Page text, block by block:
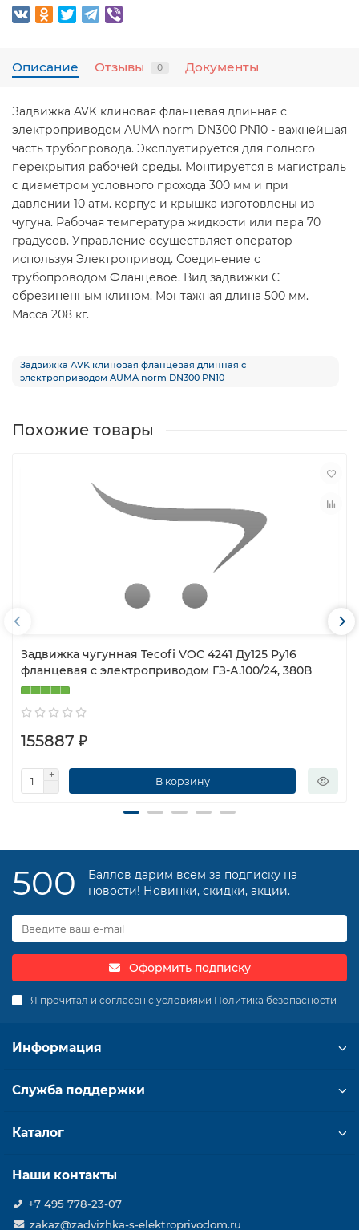
Описание Отзывы 0 Документы
Задвижка AVK клиновая фланцевая длинная с
электроприводом AUMA norm DN300 PN10 - важнейшая
часть трубопровода. Эксплуатируется для полного
перекрытия рабочей среды. Монтируется в магистраль
с диаметром условного прохода 300 мм и при
давлении 10 атм. корпус и крышка изготовлены из
чугуна. Рабочая температура жидкости или пара 70
градусов. Управление осуществляет оператор
используя Электропривод. Соединение с
трубопроводом Фланцевое. Вид задвижки С
обрезиненным клином. Монтажная длина 500 мм.
Масса 208 кг.
Задвижка AVK клиновая фланцевая длинная с
электроприводом AUMA norm DN300 PN10
Похожие товары
Задвижка чугунная Tecofi VOC 4241 Ду125 Ру16
фланцевая с электроприводом ГЗ-А.100/24, 380В
155887 ₽
В корзину
500
Баллов дарим всем за подписку на
новости! Новинки, скидки, акции.
Оформить подписку
Я прочитал и согласен с условиями Политика безопасности
Информация
Служба поддержки
Каталог
Наши контакты
+7 495 778-23-07
zakaz@zadvizhka-s-elektroprivodom.ru